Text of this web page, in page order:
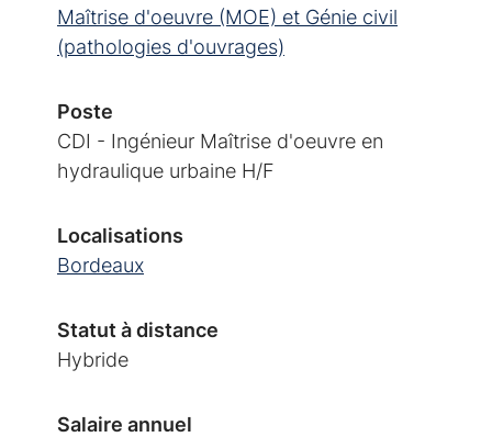
Maîtrise d'oeuvre (MOE) et Génie civil
(pathologies d'ouvrages)
Poste
CDI - Ingénieur Maîtrise d'oeuvre en
hydraulique urbaine H/F
Localisations
Bordeaux
Statut à distance
Hybride
Salaire annuel